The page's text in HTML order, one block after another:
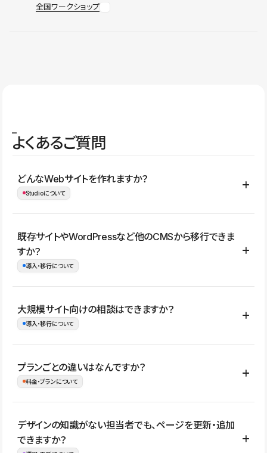
全国ワークショップ
よくあるご質問
どんなWebサイトを作れますか？
Studioについて
コーポレートサイト、サービスサイト、LP、採用サイト、ブロ
グ・メディア、イベントサイト、店舗・商品紹介サイト、ポートフ
ォリオなど幅広く制作できます。
既存サイトやWordPressなど他のCMSから移行できま
すか？
導入・移行について
はい。既存サイトの構成やコンテンツ、URLを整理したうえで、
Studio上に再構築する形で移行できます。 WordPressの場合は、
イト全体のデザインや設定がそのまま移行されるわけではないた
め、移行後にページ構成やデザイン、CMS設計、URL・リダイレク
大規模サイト向けの相談はできますか？
導入・移行について
はい。アクセス規模が大きいサイトや、複数部門での運用、権限管
理、セキュリティ確認、既存システムとの連携など、個別の要件が
ない段階でも、お問い合わせください。
お問合せはこちら
プランごとの違いはなんですか？
料金・プランについて
公開ページ数、バージョン履歴の期間、CMS利用数の上限、権限
管理の有無などがプランごとに異なります。詳しくは料金プランペ
デザインの知識がない担当者でも、ページを更新・追加
できますか？